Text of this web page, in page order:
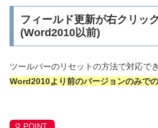
フィールド更新が右クリッ
(Word2010以前)
ツールバーのリセットの方法で対応で
Word2010より前のバージョンのみで